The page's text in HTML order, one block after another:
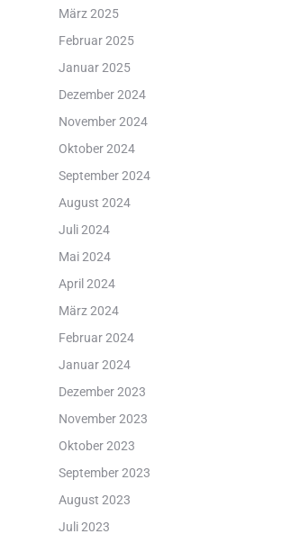
März 2025
Februar 2025
Januar 2025
Dezember 2024
November 2024
Oktober 2024
September 2024
August 2024
Juli 2024
Mai 2024
April 2024
März 2024
Februar 2024
Januar 2024
Dezember 2023
November 2023
Oktober 2023
September 2023
August 2023
Juli 2023